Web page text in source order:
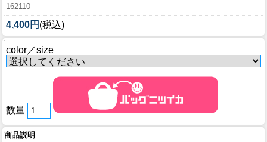
162110
4,400円 (税込)
color／size
数量
商品説明